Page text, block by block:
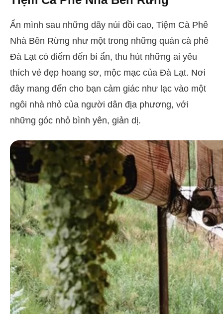
Ẩn mình sau những dãy núi đồi cao, Tiệm Cà Phê
Nhà Bên Rừng như một trong những quán cà phê
Đà Lạt có điểm đến bí ẩn, thu hút những ai yêu
thích vẻ đẹp hoang sơ, mộc mạc của Đà Lạt. Nơi
đây mang đến cho bạn cảm giác như lạc vào một
ngôi nhà nhỏ của người dân địa phương, với
những góc nhỏ bình yên, giản dị.